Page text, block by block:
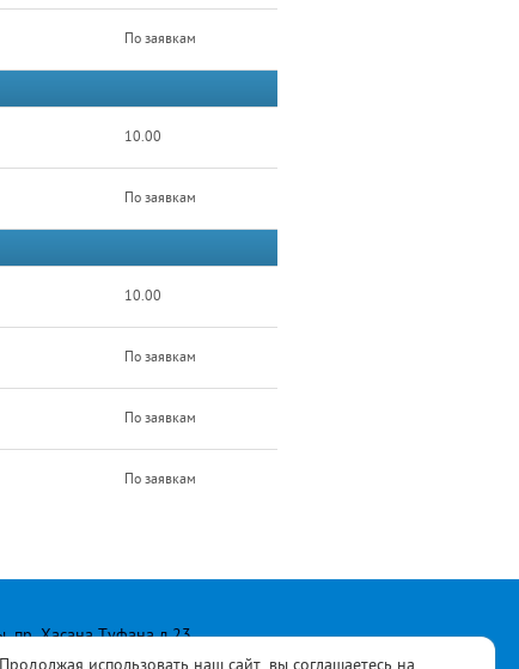
Продолжая использовать наш сайт, вы соглашаетесь на
По заявкам
10.00
По заявкам
10.00
По заявкам
По заявкам
По заявкам
пр. Хасана Туфана д.23